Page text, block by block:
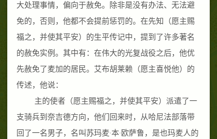
大处理事情，偏向于赦免。除非是没有办法、无法避
免的，否则，他都不会提前惩罚的。在先知 （愿主赐
福之，并使其平安） 的生平传记中，提到了许多著名
的赦免实例。其中有：在伟大的光复战役之后，他优
先赦免了麦加的居民。艾布胡莱赖（愿主喜悦他）的
传述，他说：
主的使者 （愿主赐福之，并使其平安）派遣了一
支骑兵到奈吉德方向，他们回来时，从哈尼法部落带
回了一名男子，名叫苏玛麦·本·欧萨鲁，是也玛麦人的